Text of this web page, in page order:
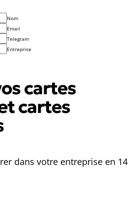
Nom
Email
Telegram
Entreprise
cartes
cartes
dans votre entreprise en 14